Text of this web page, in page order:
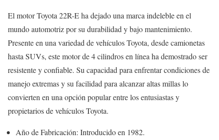
El motor Toyota 22R-E ha dejado una marca indeleble en el
mundo automotriz por su durabilidad y bajo mantenimiento.
Presente en una variedad de vehículos Toyota, desde camionetas
hasta SUVs, este motor de 4 cilindros en línea ha demostrado ser
resistente y confiable. Su capacidad para enfrentar condiciones de
manejo extremas y su facilidad para alcanzar altas millas lo
convierten en una opción popular entre los entusiastas y
propietarios de vehículos Toyota.
Año de Fabricación: Introducido en 1982.